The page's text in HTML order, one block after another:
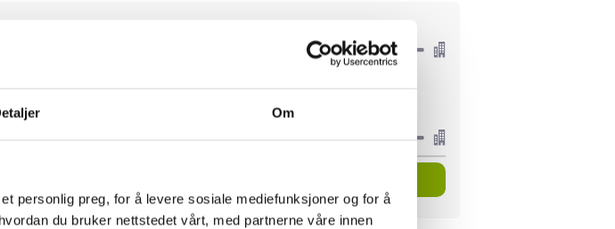
Om
personlig preg, for å levere sosiale mediefunksjoner og for å
du bruker nettstedet vårt, med partnerne våre innen
1407kr
8240kr